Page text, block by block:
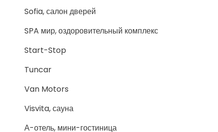
Sofia, салон дверей
SPA мир, оздоровительный комплекс
Start-Stop
Tuncar
Van Motors
Visvita, сауна
А-отель, мини-гостиница